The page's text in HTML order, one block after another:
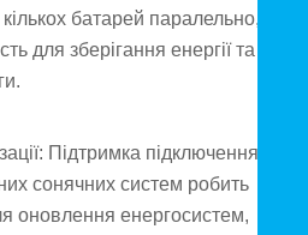
батарей паралельно, що
для зберігання енергії та
Підтримка підключення
сонячних систем робить
оновлення енергосистем,